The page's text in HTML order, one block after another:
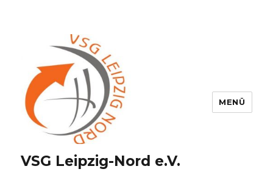
VSG Leipzig-Nord e.V.
MENÜ